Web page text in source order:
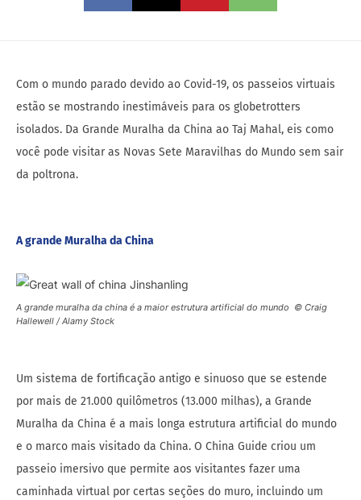
Com o mundo parado devido ao Covid-19, os passeios virtuais
estão se mostrando inestimáveis ​​para os globetrotters
isolados. Da Grande Muralha da China ao Taj Mahal, eis como
você pode visitar as Novas Sete Maravilhas do Mundo sem sair
da poltrona.
A grande Muralha da China
A grande muralha da china é a maior estrutura artificial do mundo © Craig
Hallewell / Alamy Stock
Um sistema de fortificação antigo e sinuoso que se estende
por mais de 21.000 quilômetros (13.000 milhas), a Grande
Muralha da China é a mais longa estrutura artificial do mundo
e o marco mais visitado da China. O China Guide criou um
passeio imersivo que permite aos visitantes fazer uma
caminhada virtual por certas seções do muro, incluindo um